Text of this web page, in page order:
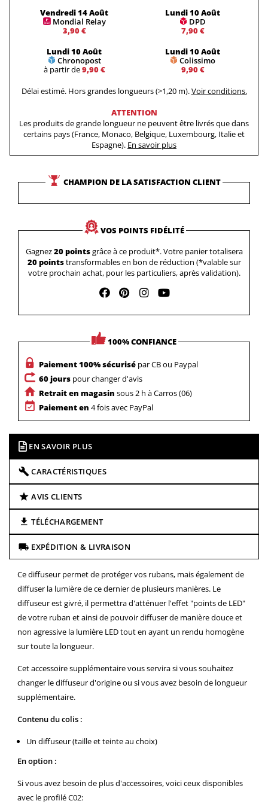
Vendredi 14 Août
Mondial Relay
3,90 €
Lundi 10 Août
DPD
7,90 €
Lundi 10 Août
Chronopost
à partir de9,90 €
Lundi 10 Août
Colissimo
9,90 €
Délai estimé. Hors grandes longueurs (>1,20 m).Voir conditions.
ATTENTION
Les produits de grande longueur ne peuvent être livrés que dans
certains pays (France, Monaco, Belgique, Luxembourg, Italie et
Espagne). En savoir plus
CHAMPION DE LA SATISFACTION CLIENT
VOS POINTS FIDÉLITÉ
Gagnez20 pointsgrâce à ce produit*. Votre panier totalisera
20 pointstransformables en bon de réduction (*valable sur
votre prochain achat, pour les particuliers, après validation).
100% CONFIANCE
Paiement 100% sécurisé par CB ou Paypal
60 jours pour changer d'avis
Retrait en magasin sous 2 h à Carros (06)
Paiement en 4 fois avec PayPal
EN SAVOIR PLUS
CARACTÉRISTIQUES
AVIS CLIENTS
TÉLÉCHARGEMENT
EXPÉDITION & LIVRAISON
Ce diffuseur permet de protéger vos rubans, mais également de
diffuser la lumière de ce dernier de plusieurs manières. Le
diffuseur est givré, il permettra d'atténuer l'effet "points de LED"
de votre ruban et ainsi de pouvoir diffuser de manière douce et
non agressive la lumière LED tout en ayant un rendu homogène
sur toute la longueur.
Cet accessoire supplémentaire vous servira si vous souhaitez
changer le diffuseur d'origine ou si vous avez besoin de longueur
supplémentaire.
Contenu du colis :
Un diffuseur (taille et teinte au choix)
En option :
Si vous avez besoin de plus d'accessoires, voici ceux disponibles
avec le profilé C02: